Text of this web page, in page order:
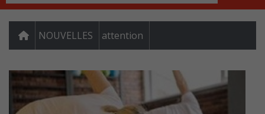
NOUVELLES attention